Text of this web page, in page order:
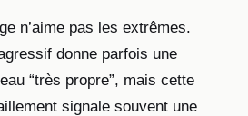
n’aime pas les extrêmes.
donne parfois une
“très propre”, mais cette
signale souvent une